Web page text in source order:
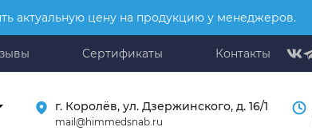
актуальную цену на продукцию у менеджеров.
Сертификаты Контакты
г. Королёв, ул. Дзержинского, д. 16/1
mail@himmedsnab.ru